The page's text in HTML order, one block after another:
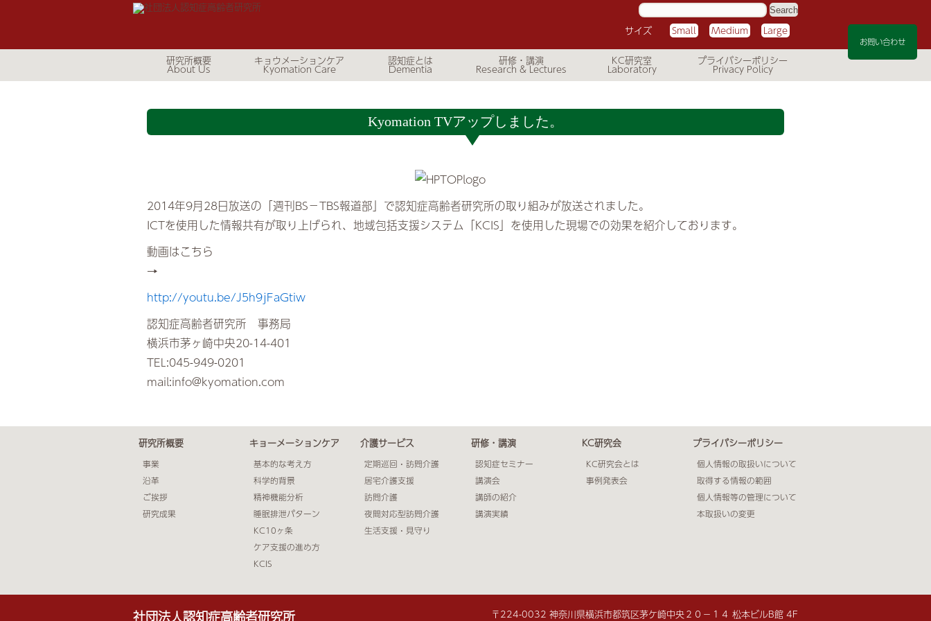
お問い合わせ
サ
イ
ト
内
索:
サイズ Small Medium Large
研究所概要 キョウメーションケア 認知症とは 研修・講演 KC研究室 プライバシーポリシー
Kyomation TVアップしました。
2014年9月28日放送の「週刊BS－TBS報道部」で認知症高齢者研究所の取り組みが放送されました。
ICTを使用した情報共有が取り上げられ、地域包括支援システム「KCIS」を使用した現場での効果を紹介しております。
動画はこちら
→
http://youtu.be/J5h9jFaGtiw
認知症高齢者研究所 事務局
横浜市茅ヶ崎中央20-14-401
TEL:045-949-0201
mail:info@kyomation.com
研究所概要
事業
沿革
ご挨拶
研究成果
キョーメーションケア
基本的な考え方
科学的背景
精神機能分析
睡眠排泄パターン
KC10ヶ条
ケア支援の進め方
KCIS
介護サービス
定期巡回・訪問介護
居宅介護支援
訪問介護
夜間対応型訪問介護
生活支援・見守り
研修・講演
認知症セミナー
講演会
講師の紹介
講演実績
KC研究会
KC研究会とは
事例発表会
プライバシーポリシー
個人情報の取扱いについて
取得する情報の範囲
個人情報等の管理について
本取扱いの変更
社団法人認知症高齢者研究所
〒224-0032 神奈川県横浜市都筑区茅ケ崎中央２０−１４ 松本ビルB館 4F